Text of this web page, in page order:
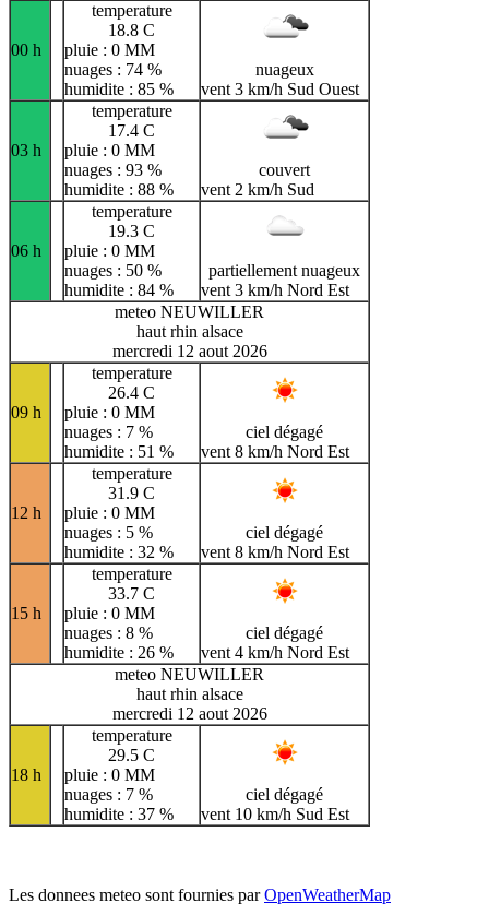
00 h
temperature
18.8 C
pluie : 0 MM
nuages : 74 %
humidite : 85 %
nuageux
vent 3 km/h Sud Ouest
03 h
temperature
17.4 C
pluie : 0 MM
nuages : 93 %
humidite : 88 %
couvert
vent 2 km/h Sud
06 h
temperature
19.3 C
pluie : 0 MM
nuages : 50 %
humidite : 84 %
partiellement nuageux
vent 3 km/h Nord Est
meteo NEUWILLER
haut rhin alsace
mercredi 12 aout 2026
09 h
temperature
26.4 C
pluie : 0 MM
nuages : 7 %
humidite : 51 %
ciel dégagé
vent 8 km/h Nord Est
12 h
temperature
31.9 C
pluie : 0 MM
nuages : 5 %
humidite : 32 %
ciel dégagé
vent 8 km/h Nord Est
15 h
temperature
33.7 C
pluie : 0 MM
nuages : 8 %
humidite : 26 %
ciel dégagé
vent 4 km/h Nord Est
meteo NEUWILLER
haut rhin alsace
mercredi 12 aout 2026
18 h
temperature
29.5 C
pluie : 0 MM
nuages : 7 %
humidite : 37 %
ciel dégagé
vent 10 km/h Sud Est
Les donnees meteo sont fournies parOpenWeatherMap